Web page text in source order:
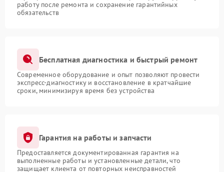
работу после ремонта и сохранение гарантийных
обязательств
Бесплатная диагностика и быстрый ремонт
Современное оборудование и опыт позволяют провести
экспресс-диагностику и восстановление в кратчайшие
сроки, минимизируя время без устройства
Гарантия на работы и запчасти
Предоставляется документированная гарантия на
выполненные работы и установленные детали, что
защищает клиента от повторных неисправностей